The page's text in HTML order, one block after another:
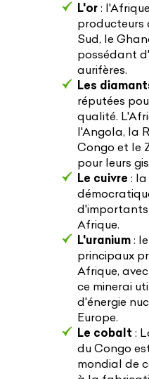
L'or :
producteurs
Sud, le
possédant
aurifères.
Les
réputées
qualité.
l'Angola, la
Congo et le
pour leurs
Le cuivre :
d'importants
Afrique.
L'uranium :
principaux
Afrique,
ce minerai
d'énergie
Europe.
Le cobalt :
du Congo
mondial de